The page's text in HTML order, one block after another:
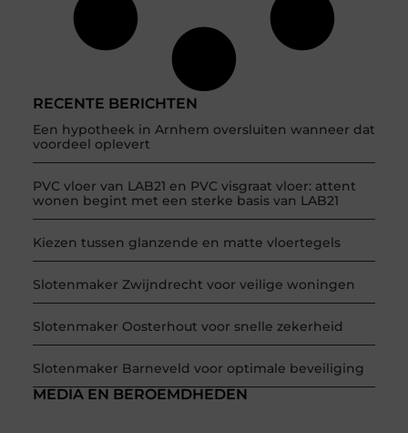
RECENTE BERICHTEN
Een hypotheek in Arnhem oversluiten wanneer dat
voordeel oplevert
PVC vloer van LAB21 en PVC visgraat vloer: attent
wonen begint met een sterke basis van LAB21
Kiezen tussen glanzende en matte vloertegels
Slotenmaker Zwijndrecht voor veilige woningen
Slotenmaker Oosterhout voor snelle zekerheid
Slotenmaker Barneveld voor optimale beveiliging
MEDIA EN BEROEMDHEDEN